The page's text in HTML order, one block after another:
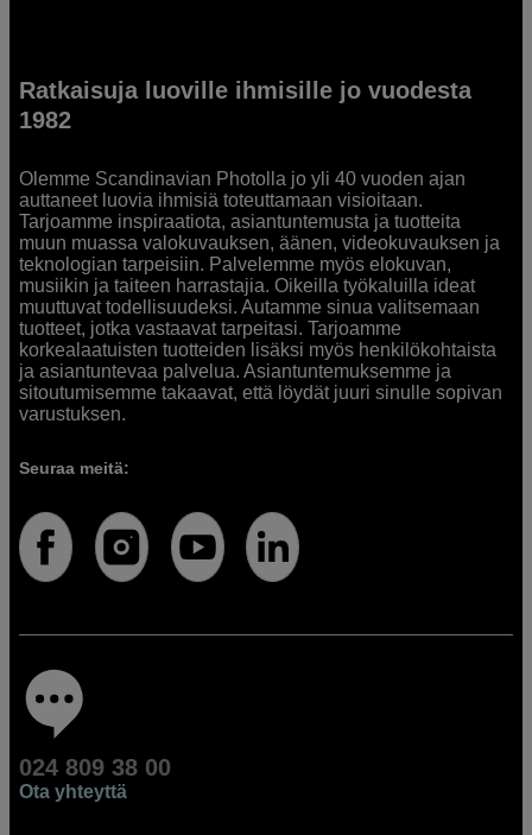
Ratkaisuja luoville ihmisille jo vuodesta
1982
Olemme Scandinavian Photolla jo yli 40 vuoden ajan
auttaneet luovia ihmisiä toteuttamaan visioitaan.
Tarjoamme inspiraatiota, asiantuntemusta ja tuotteita
muun muassa valokuvauksen, äänen, videokuvauksen ja
teknologian tarpeisiin. Palvelemme myös elokuvan,
musiikin ja taiteen harrastajia. Oikeilla työkaluilla ideat
muuttuvat todellisuudeksi. Autamme sinua valitsemaan
tuotteet, jotka vastaavat tarpeitasi. Tarjoamme
korkealaatuisten tuotteiden lisäksi myös henkilökohtaista
ja asiantuntevaa palvelua. Asiantuntemuksemme ja
sitoutumisemme takaavat, että löydät juuri sinulle sopivan
varustuksen.
Seuraa meitä:
024 809 38 00
Ota yhteyttä